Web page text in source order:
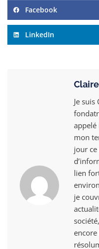
Facebook
LinkedIn
Claire
Je
appelé
mon
jour
lien
je